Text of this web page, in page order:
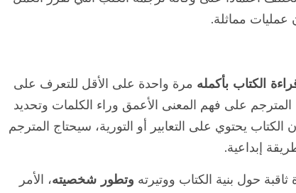
مماثلة.
الكتاب بأكمله مرة واحدة على الأقل للتعرف على
على فهم المعنى الأعمق وراء الكلمات وتحديد
الكتاب يحتوي على التعابير أو التورية، سيحتاج المترجم
إبداعية.
حول بنية الكتاب ووتيرته وتطور شخصيته، الأمر